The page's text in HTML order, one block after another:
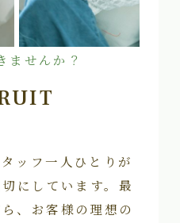
ませんか？
ッフ一人ひとりが
にしています。最
、お客様の理想の